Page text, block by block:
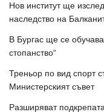
Нов институт ще
наследство на
В Бургас ще се
стопанство“
Треньор по вид спорт
Министерският съвет
Разширяват